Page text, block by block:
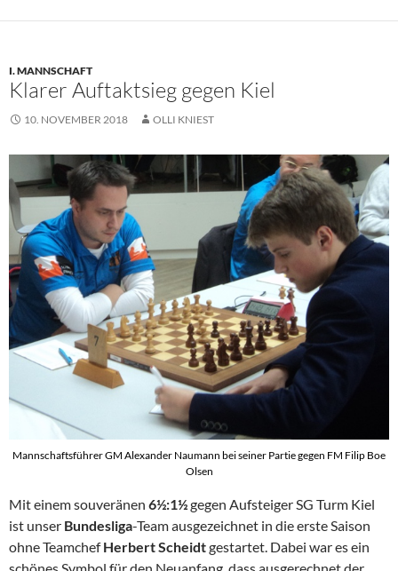
I. MANNSCHAFT
Klarer Auftaktsieg gegen Kiel
10. NOVEMBER 2018 OLLI KNIEST
Mannschaftsführer GM Alexander Naumann bei seiner Partie gegen FM Filip Boe
Olsen
Mit einem souveränen 6½:1½gegen Aufsteiger SG Turm Kiel
ist unser Bundesliga-Team ausgezeichnet in die erste Saison
ohne TeamchefHerbert Scheidtgestartet. Dabei war es ein